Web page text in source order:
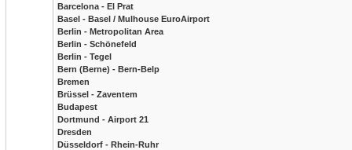
Barcelona - El Prat
Basel - Basel / Mulhouse EuroAirport
Berlin - Metropolitan Area
Berlin - Schönefeld
Berlin - Tegel
Bern (Berne) - Bern-Belp
Bremen
Brüssel - Zaventem
Budapest
Dortmund - Airport 21
Dresden
Düsseldorf - Rhein-Ruhr